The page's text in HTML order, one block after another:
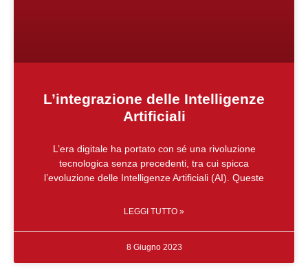
L’integrazione delle Intelligenze
Artificiali
L’era digitale ha portato con sé una rivoluzione
tecnologica senza precedenti, tra cui spicca
l’evoluzione delle Intelligenze Artificiali (AI). Queste
LEGGI TUTTO »
8 Giugno 2023